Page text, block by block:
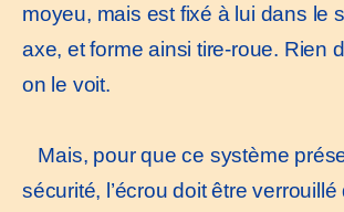
moyeu, mais est fixé à lui dans le
axe, et forme ainsi tire-roue. Rien
on le voit.
Mais, pour que ce système
sécurité, l’écrou doit être